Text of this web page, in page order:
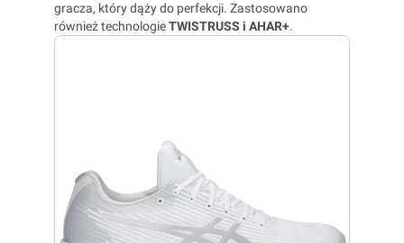
gracza, który dąży do perfekcji. Zastosowano
również technologieTWISTRUSS i AHAR+.